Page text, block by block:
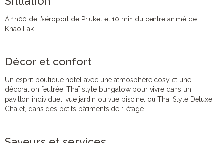
À 1h00 de l’aéroport de Phuket et 10 min du centre animé de
Khao Lak.
Décor et confort
Un esprit boutique hôtel avec une atmosphère cosy et une
décoration feutrée. Thaï style bungalow pour vivre dans un
pavillon individuel, vue jardin ou vue piscine, ou Thai Style Deluxe
Chalet, dans des petits bâtiments de 1 étage.